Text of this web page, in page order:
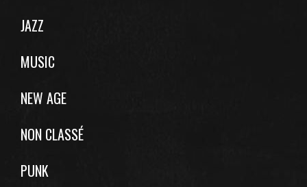
JAZZ
MUSIC
NEW AGE
NON CLASSÉ
PUNK